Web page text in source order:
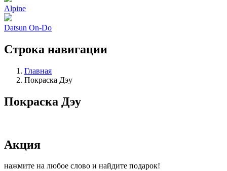
Alpine
Datsun On-Do
Строка навигации
Главная
Покраска Дэу
Покраска Дэу
Акция
нажмите на любое слово и найдите подарок!